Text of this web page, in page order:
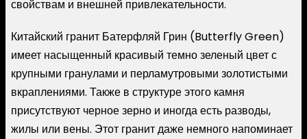
свойствам и внешней привлекательности.
Китайский гранит Батерфляй Грин (Butterfly Green)
имеет насыщенный красивый темно зеленый цвет с
крупными гранулами и перламутровыми золотистыми
вкраплениями. Также в структуре этого камня
присутствуют черное зерно и иногда есть разводы,
жилы или вены. Этот гранит даже немного напоминает